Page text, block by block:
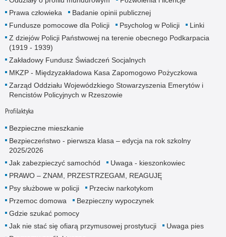
Prawa człowieka
Badanie opinii publicznej
Fundusze pomocowe dla Policji
Psycholog w Policji
Linki
Z dziejów Policji Państwowej na terenie obecnego Podkarpacia
(1919 - 1939)
Zakładowy Fundusz Świadczeń Socjalnych
MKZP - Międzyzakładowa Kasa Zapomogowo Pożyczkowa
Zarząd Oddziału Wojewódzkiego Stowarzyszenia Emerytów i
Rencistów Policyjnych w Rzeszowie
Profilaktyka
Bezpieczne mieszkanie
Bezpieczeństwo - pierwsza klasa – edycja na rok szkolny
2025/2026
Jak zabezpieczyć samochód
Uwaga - kieszonkowiec
PRAWO – ZNAM, PRZESTRZEGAM, REAGUJĘ
Psy służbowe w policji
Przeciw narkotykom
Przemoc domowa
Bezpieczny wypoczynek
Gdzie szukać pomocy
Jak nie stać się ofiarą przymusowej prostytucji
Uwaga pies